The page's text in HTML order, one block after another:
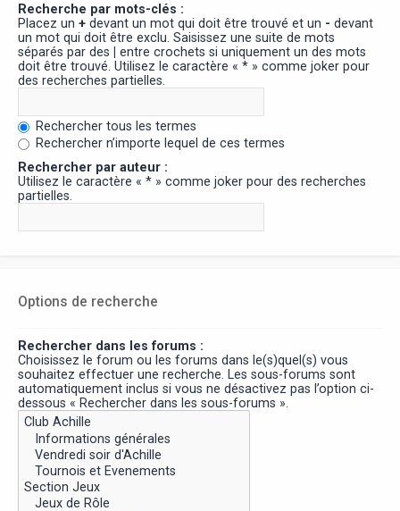
Recherche par mots-clés :
Placez un + devant un mot qui doit être trouvé et un - devant
un mot qui doit être exclu. Saisissez une suite de mots
séparés par des
entre crochets si uniquement un des mots
doit être trouvé. Utilisez le caractère « * » comme joker pour
des recherches partielles.
Rechercher tous les termes
Rechercher n’importe lequel de ces termes
Rechercher par auteur :
Utilisez le caractère « * » comme joker pour des recherches
partielles.
Options de recherche
Rechercher dans les forums :
Choisissez le forum ou les forums dans le(s)quel(s) vous
souhaitez effectuer une recherche. Les sous-forums sont
automatiquement inclus si vous ne désactivez pas l’option ci-
dessous « Rechercher dans les sous-forums ».